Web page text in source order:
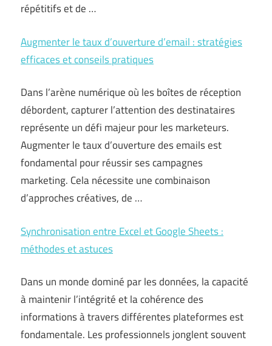
répétitifs et de …
Augmenter le taux d’ouverture d’email : stratégies
efficaces et conseils pratiques
Dans l’arène numérique où les boîtes de réception
débordent, capturer l’attention des destinataires
représente un défi majeur pour les marketeurs.
Augmenter le taux d’ouverture des emails est
fondamental pour réussir ses campagnes
marketing. Cela nécessite une combinaison
d’approches créatives, de …
Synchronisation entre Excel et Google Sheets :
méthodes et astuces
Dans un monde dominé par les données, la capacité
à maintenir l’intégrité et la cohérence des
informations à travers différentes plateformes est
fondamentale. Les professionnels jonglent souvent